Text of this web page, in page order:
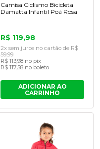
Camisa Ciclismo Bicicleta
Damatta Infantil Poá Rosa
R$ 119,98
2x sem juros no cartão de R$
59,99
R$ 113,98 no pix
R$ 117,58 no boleto
ADICIONAR AO
CARRINHO